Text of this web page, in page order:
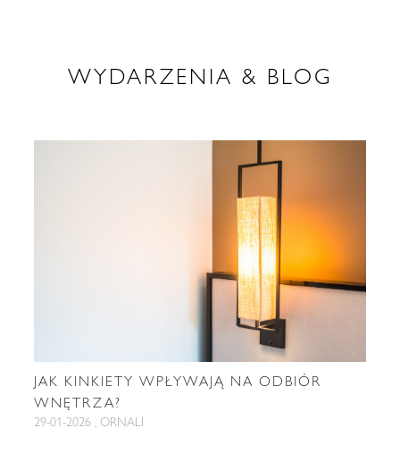
WYDARZENIA & BLOG
JAK KINKIETY WPŁYWAJĄ NA ODBIÓR
WNĘTRZA?
29-01-2026 , ORNALI